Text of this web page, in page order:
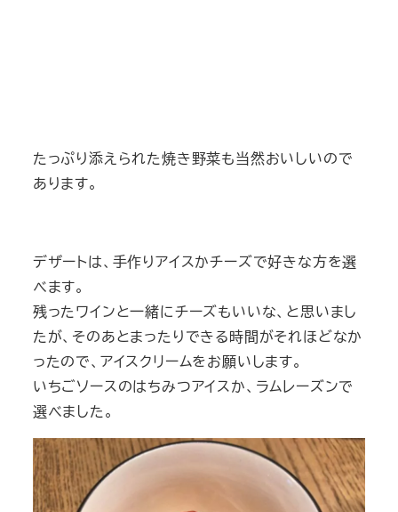
たっぷり添えられた焼き野菜も当然おいしいので
あります。
デザートは、手作りアイスかチーズで好きな方を選
べます。
残ったワインと一緒にチーズもいいな、と思いまし
たが、そのあとまったりできる時間がそれほどなか
ったので、アイスクリームをお願いします。
いちごソースのはちみつアイスか、ラムレーズンで
選べました。